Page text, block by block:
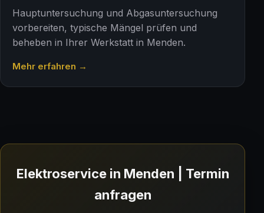
Hauptuntersuchung und Abgasuntersuchung
vorbereiten, typische Mängel prüfen und
beheben in Ihrer Werkstatt in Menden.
Mehr erfahren →
Elektroservice in Menden | Termin
anfragen